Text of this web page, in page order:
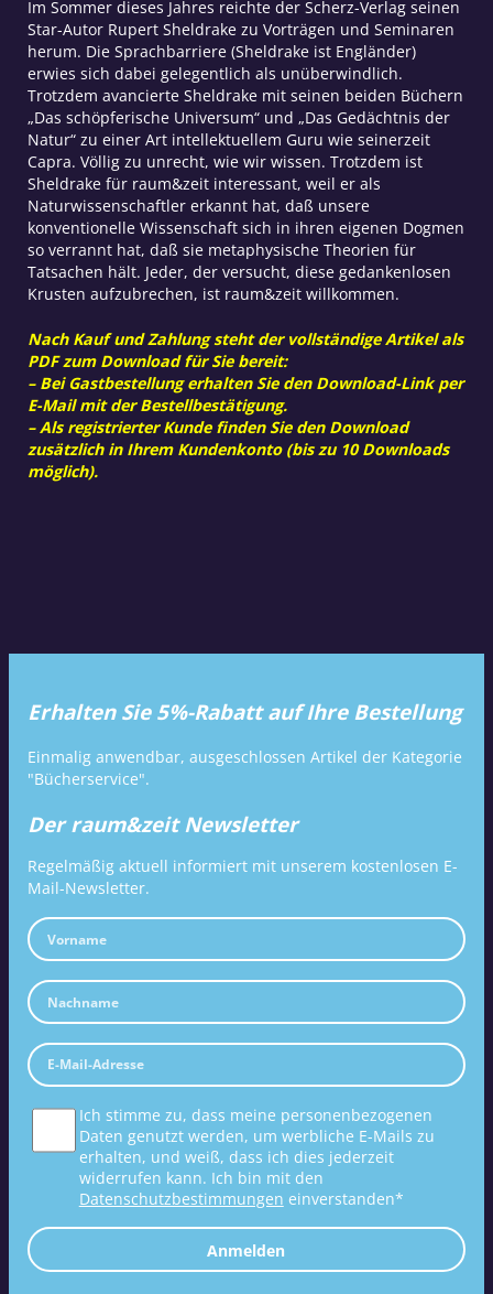
Im Sommer dieses Jahres reichte der Scherz-Verlag seinen
Star-Autor Rupert Sheldrake zu Vorträgen und Seminaren
herum. Die Sprachbarriere (Sheldrake ist Engländer)
erwies sich dabei gelegentlich als unüberwindlich.
Trotzdem avancierte Sheldrake mit seinen beiden Büchern
„Das schöpferische Universum“ und „Das Gedächtnis der
Natur“ zu einer Art intellektuellem Guru wie seinerzeit
Capra. Völlig zu unrecht, wie wir wissen. Trotzdem ist
Sheldrake für raum&zeit interessant, weil er als
Naturwissenschaftler erkannt hat, daß unsere
konventionelle Wissenschaft sich in ihren eigenen Dogmen
so verrannt hat, daß sie metaphysische Theorien für
Tatsachen hält. Jeder, der versucht, diese gedankenlosen
Krusten aufzubrechen, ist raum&zeit willkommen.
Nach Kauf und Zahlung steht der vollständige Artikel als
PDF zum Download für Sie bereit:
– Bei Gastbestellung erhalten Sie den Download-Link per
E-Mail mit der Bestellbestätigung.
– Als registrierter Kunde finden Sie den Download
zusätzlich in Ihrem Kundenkonto (bis zu 10 Downloads
möglich).
Erhalten Sie 5%-Rabatt auf Ihre Bestellung
Einmalig anwendbar, ausgeschlossen Artikel der Kategorie
"Bücherservice".
Der raum&zeit Newsletter
Regelmäßig aktuell informiert mit unserem kostenlosen E-
Mail-Newsletter.
Ich stimme zu, dass meine personenbezogenen
Daten genutzt werden, um werbliche E-Mails zu
erhalten, und weiß, dass ich dies jederzeit
widerrufen kann. Ich bin mit den
Datenschutzbestimmungen einverstanden*
Anmelden